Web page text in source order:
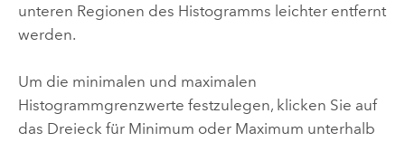
unteren Regionen des Histogramms leichter entfernt
werden.
Um die minimalen und maximalen
Histogrammgrenzwerte festzulegen, klicken Sie auf
das Dreieck für Minimum oder Maximum unterhalb